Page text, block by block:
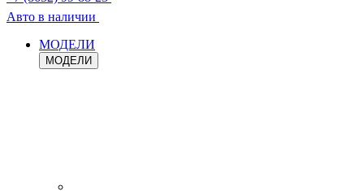
Авто в наличии
МОДЕЛИ
МОДЕЛИ